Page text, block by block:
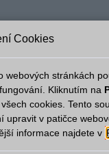
Linka
Cookies
webových stránkách
Kliknutím na
cookies. Tento
upravit v patičce
informace najdete v